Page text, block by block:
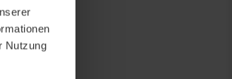
Nutzung